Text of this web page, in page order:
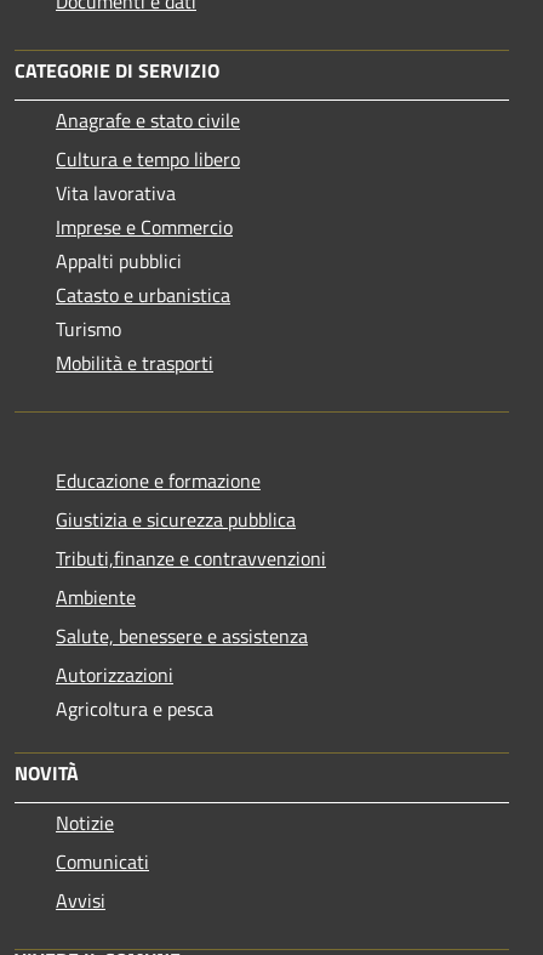
CATEGORIE DI SERVIZIO
Anagrafe e stato civile
Cultura e tempo libero
Vita lavorativa
Imprese e Commercio
Appalti pubblici
Catasto e urbanistica
Turismo
Mobilità e trasporti
Educazione e formazione
Giustizia e sicurezza pubblica
Tributi,finanze e contravvenzioni
Ambiente
Salute, benessere e assistenza
Autorizzazioni
Agricoltura e pesca
NOVITÀ
Notizie
Comunicati
Avvisi